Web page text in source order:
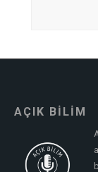
AÇIK BİLİM